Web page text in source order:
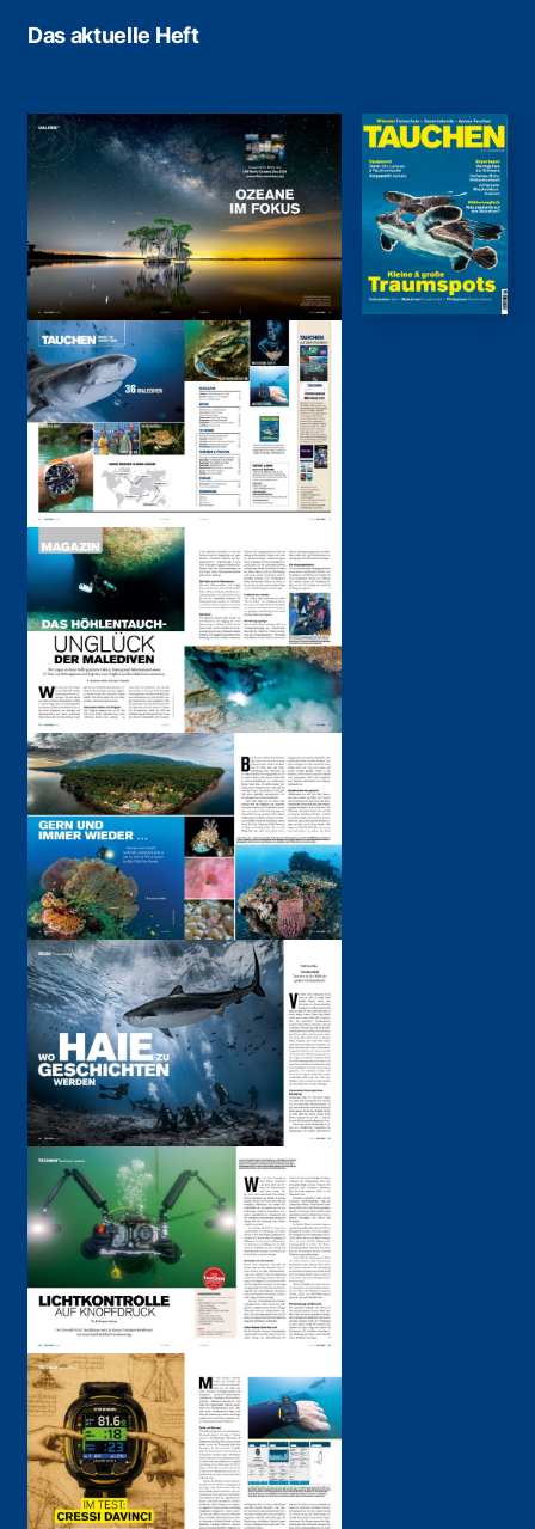
Das aktuelle Heft